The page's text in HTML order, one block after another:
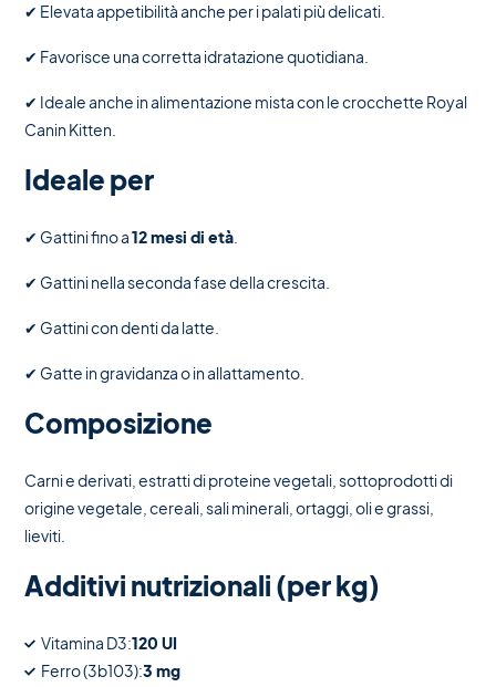
✔ Elevata appetibilità anche per i palati più delicati.
✔ Favorisce una corretta idratazione quotidiana.
✔ Ideale anche in alimentazione mista con le crocchette Royal
Canin Kitten.
Ideale per
✔ Gattini fino a12 mesi di età
✔ Gattini nella seconda fase della crescita.
✔ Gattini con denti da latte.
✔ Gatte in gravidanza o in allattamento.
Composizione
Carni e derivati, estratti di proteine vegetali, sottoprodotti di
origine vegetale, cereali, sali minerali, ortaggi, oli e grassi,
lieviti.
Additivi nutrizionali (per kg)
Vitamina D3:120 UI
Ferro (3b103):3 mg